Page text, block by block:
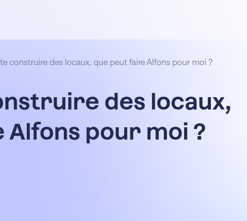
des locaux,
pour moi ?
construire des locaux, que peut faire Alfons pour moi ?